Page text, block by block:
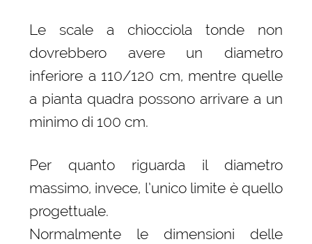
Le scale a chiocciola tonde non
dovrebbero avere un diametro
inferiore a 110/120 cm, mentre quelle
a pianta quadra possono arrivare a un
minimo di 100 cm.
Per quanto riguarda il diametro
massimo, invece, l’unico limite è quello
progettuale.
Normalmente le dimensioni delle